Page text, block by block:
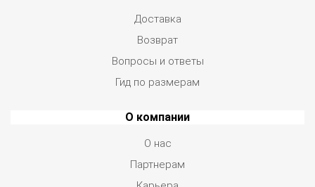
Доставка
Возврат
Вопросы и ответы
Гид по размерам
О компании
О нас
Партнерам